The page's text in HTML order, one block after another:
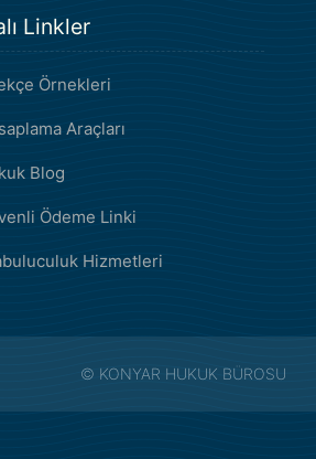
Linkler
Örnekleri
Araçları
Blog
Ödeme Linki
Hizmetleri
© KONYAR HUKUK BÜROSU